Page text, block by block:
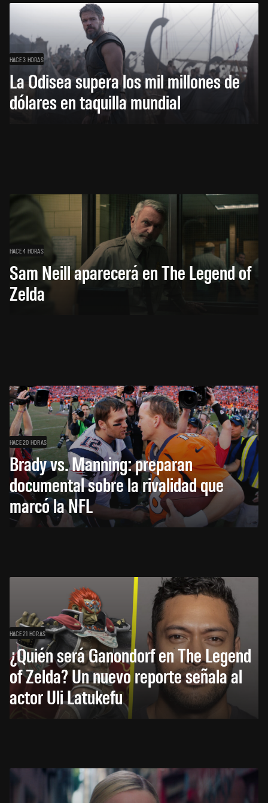
HACE 3 HORAS
La Odisea supera los mil millones de
dólares en taquilla mundial
HACE 4 HORAS
Sam Neill aparecerá en The Legend of
Zelda
HACE 20 HORAS
Brady vs. Manning: preparan
documental sobre la rivalidad que
marcó la NFL
HACE 21 HORAS
¿Quién será Ganondorf en The Legend
of Zelda? Un nuevo reporte señala al
actor Uli Latukefu